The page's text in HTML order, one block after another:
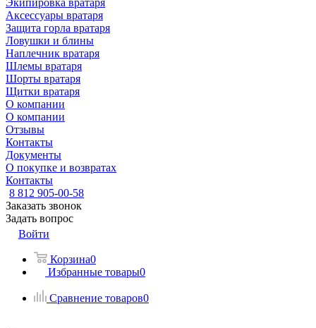
Экипировка вратаря
Аксессуары вратаря
Защита горла вратаря
Ловушки и блины
Наплечник вратаря
Шлемы вратаря
Шорты вратаря
Щитки вратаря
О компании
О компании
Отзывы
Контакты
Документы
О покупке и возвратах
Контакты
8 812 905-00-58
Заказать звонок
Задать вопрос
Войти
Корзина0
Избранные товары0
Сравнение товаров0